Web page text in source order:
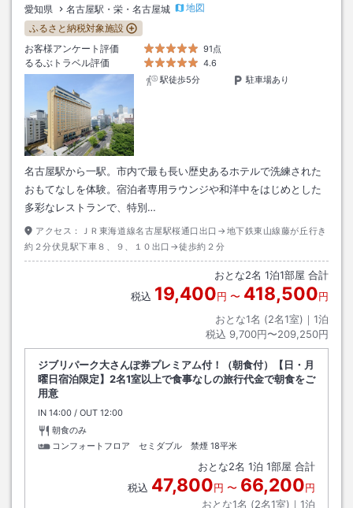
愛知県 名古屋駅・栄・名古屋城
地図
ふるさと納税対象施設
お客様アンケート評価
91点
るるぶトラベル評価
4.6
駅徒歩5分
駐車場あり
名古屋駅から一駅。市内で最も長い歴史あるホテルで洗練された
おもてなしを体験。宿泊者専用ラウンジや和洋中をはじめとした
多彩なレストランで、特別…
アクセス：
ＪＲ東海道線名古屋駅桜通口出口→地下鉄東山線藤が丘行き
約２分伏見駅下車８、９、１０出口→徒歩約２分
おとな2名 1泊1部屋 合計
税込 19,400円 〜 418,500円
おとな1名 (2名1室)｜ 1泊
税込 9,700円〜209,250円
ジブリパーク大さんぽ券プレミアム付！（朝食付）【日・月
曜日宿泊限定】2名1室以上で食事なしの旅行代金で朝食をご
用意
IN チェックイン
14:00 / OUT チェックアウト
12:00
朝食のみ
コンフォートフロア セミダブル 禁煙 18平米
おとな2名 1泊 1部屋 合計
税込 47,800円 〜 66,200円
おとな1名 (2名1室)｜ 1泊